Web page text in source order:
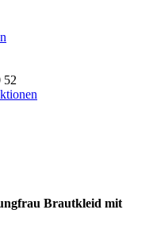
52
Brautkleid mit